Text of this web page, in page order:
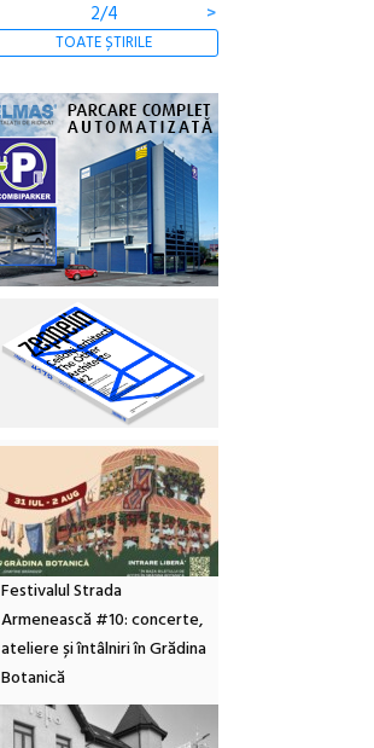
2/4 >
TOATE ȘTIRILE
Festivalul Strada
Armenească #10: concerte,
ateliere și întâlniri în Grădina
Botanică